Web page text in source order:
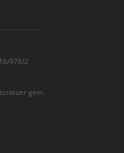
976/2
gem.